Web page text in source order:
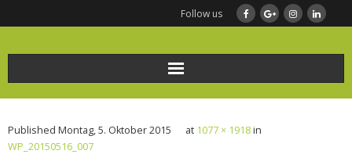
Follow us
Home
Ernährungsberatung
Published Montag, 5. Oktober 2015 at 1077 × 1918in
WP_20150516_007